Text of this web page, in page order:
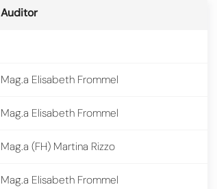
Auditor
Mag.a Elisabeth Frommel
Mag.a Elisabeth Frommel
Mag.a (FH) Martina Rizzo
Mag.a Elisabeth Frommel